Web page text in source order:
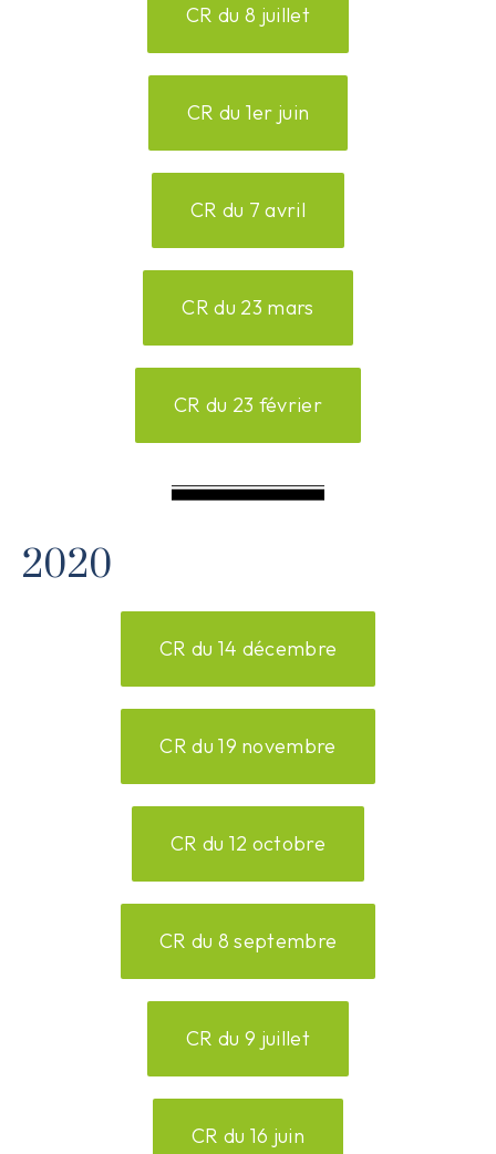
CR du 8 juillet
CR du 1er juin
CR du 7 avril
CR du 23 mars
CR du 23 février
2020
CR du 14 décembre
CR du 19 novembre
CR du 12 octobre
CR du 8 septembre
CR du 9 juillet
CR du 16 juin